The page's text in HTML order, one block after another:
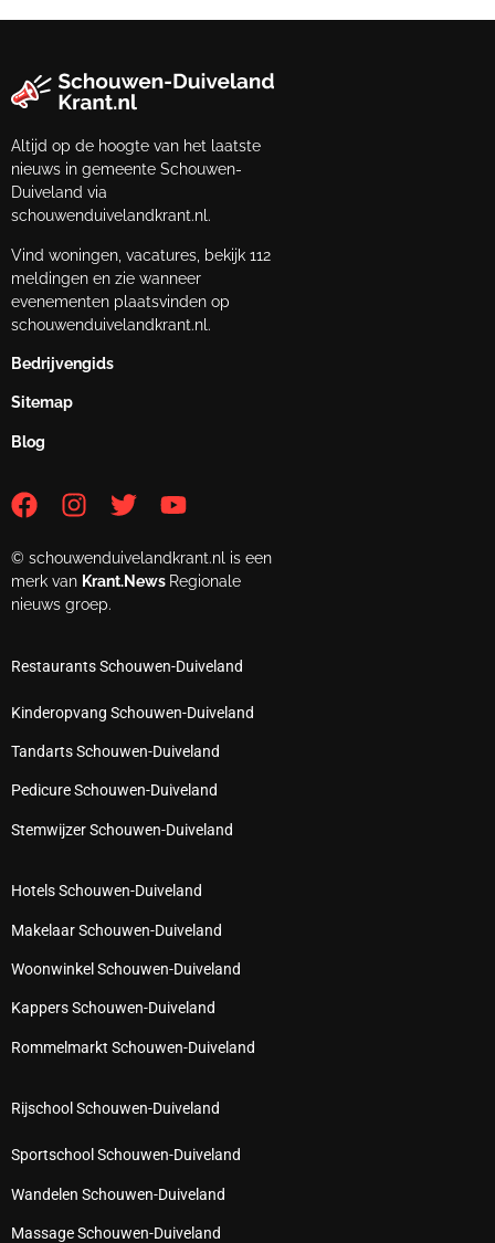
Altijd op de hoogte van het laatste
nieuws in gemeente Schouwen-
Duiveland via
schouwenduivelandkrant.nl.
Vind woningen, vacatures, bekijk 112
meldingen en zie wanneer
evenementen plaatsvinden op
schouwenduivelandkrant.nl.
Bedrijvengids
Sitemap
Blog
© schouwenduivelandkrant.nl is een
merk van Krant.News Regionale
nieuws groep.
Restaurants Schouwen-Duiveland
Kinderopvang Schouwen-Duiveland
Tandarts Schouwen-Duiveland
Pedicure Schouwen-Duiveland
Stemwijzer Schouwen-Duiveland
Hotels Schouwen-Duiveland
Makelaar Schouwen-Duiveland
Woonwinkel Schouwen-Duiveland
Kappers Schouwen-Duiveland
Rommelmarkt Schouwen-Duiveland
Rijschool Schouwen-Duiveland
Sportschool Schouwen-Duiveland
Wandelen Schouwen-Duiveland
Massage Schouwen-Duiveland